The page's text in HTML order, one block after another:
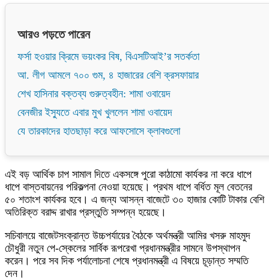
আরও পড়তে পারেন
ফর্সা হওয়ার ক্রিমে ভয়ংকর বিষ, বিএসটিআই’র সতর্কতা
আ. লীগ আমলে ৭০০ গুম, ৪ হাজারের বেশি ক্রসফায়ার
শেখ হাসিনার বক্তব্য গুরুত্বহীন: শামা ওবায়েদ
বেনজীর ইস্যুতে এবার মুখ খুললেন শামা ওবায়েদ
যে তারকাদের হাতছাড়া করে আফসোসে ক্লাবগুলো
এই বড় আর্থিক চাপ সামাল দিতে একসঙ্গে পুরো কাঠামো কার্যকর না করে ধাপে
ধাপে বাস্তবায়নের পরিকল্পনা নেওয়া হয়েছে। প্রথম ধাপে বর্ধিত মূল বেতনের
৫০ শতাংশ কার্যকর হবে। এ জন্য আসন্ন বাজেটে ৩০ হাজার কোটি টাকার বেশি
অতিরিক্ত বরাদ্দ রাখার প্রস্তুতি সম্পন্ন হয়েছে।
সচিবালয়ে বাজেটসংক্রান্ত উচ্চপর্যায়ের বৈঠকে অর্থমন্ত্রী আমির খসরু মাহমুদ
চৌধুরী নতুন পে-স্কেলের সার্বিক রূপরেখা প্রধানমন্ত্রীর সামনে উপস্থাপন
করেন। পরে সব দিক পর্যালোচনা শেষে প্রধানমন্ত্রী এ বিষয়ে চূড়ান্ত সম্মতি
দেন।